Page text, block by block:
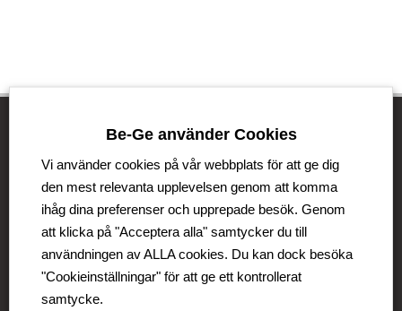
Be-Ge Koncernen
Be-Ge Koncernen är en familjeägd företagsgrupp med
verksamhet i Sverige, Danmark, Storbritannien,
omfattar affärsområdena Be-Ge Seating Division,
Be-Ge Component Division och Be-Ge Vehicle
Division.
Be-Ge använder Cookies
Vi använder cookies på vår webbplats för att ge dig
den mest relevanta upplevelsen genom att komma
ihåg dina preferenser och upprepade besök. Genom
att klicka på "Acceptera alla" samtycker du till
användningen av ALLA cookies. Du kan dock besöka
"Cookieinställningar" för att ge ett kontrollerat
samtycke.